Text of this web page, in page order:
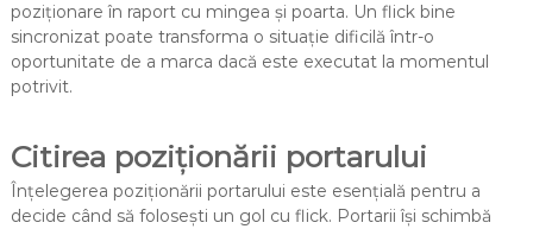
poziționare în raport cu mingea și poarta. Un flick bine
sincronizat poate transforma o situație dificilă într-o
oportunitate de a marca dacă este executat la momentul
potrivit.
Citirea poziționării portarului
Înțelegerea poziționării portarului este esențială pentru a
decide când să folosești un gol cu flick. Portarii își schimbă